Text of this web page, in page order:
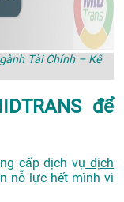
Tài Chính – Kế
để
cấp dịch vụ dịch
nỗ lực hết mình vì